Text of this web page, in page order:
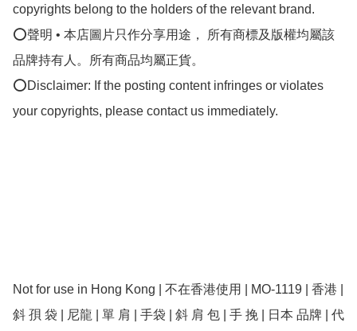
copyrights belong to the holders of the relevant brand.
⭕聲明 • 本店圖片只作分享用途， 所有商標及版權均屬該
品牌持有人。所有商品均屬正貨。
⭕Disclaimer: If the posting content infringes or violates
your copyrights, please contact us immediately.
Not for use in Hong Kong | 不在香港使用 | MO-1119 | 香港 |
斜 孭 袋 | 尼龍 | 單 肩 | 手袋 | 斜 肩 包 | 手 挽 | 日本 品牌 | 代